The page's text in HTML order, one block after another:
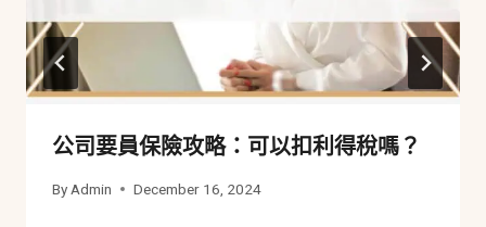
公司要員保險攻略：可以扣利得稅嗎？
By Admin December 16, 2024